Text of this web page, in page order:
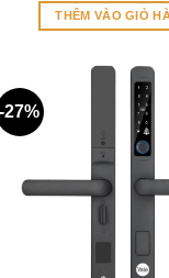
là:
THÊM VÀO GIỎ
-27%